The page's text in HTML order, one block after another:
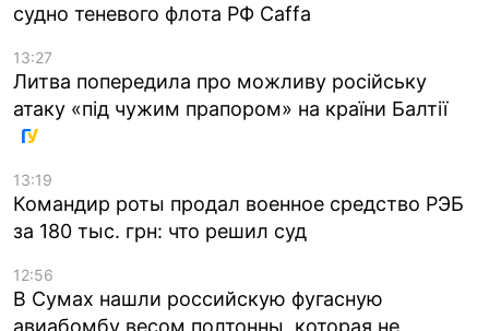
судно теневого флота РФ Caffa
13:27
Литва попередила про можливу російську
атаку «під чужим прапором» на країни Балтії
13:19
Командир роты продал военное средство РЭБ
за 180 тыс. грн: что решил суд
12:56
В Сумах нашли российскую фугасную
авиабомбу весом полтонны, которая не